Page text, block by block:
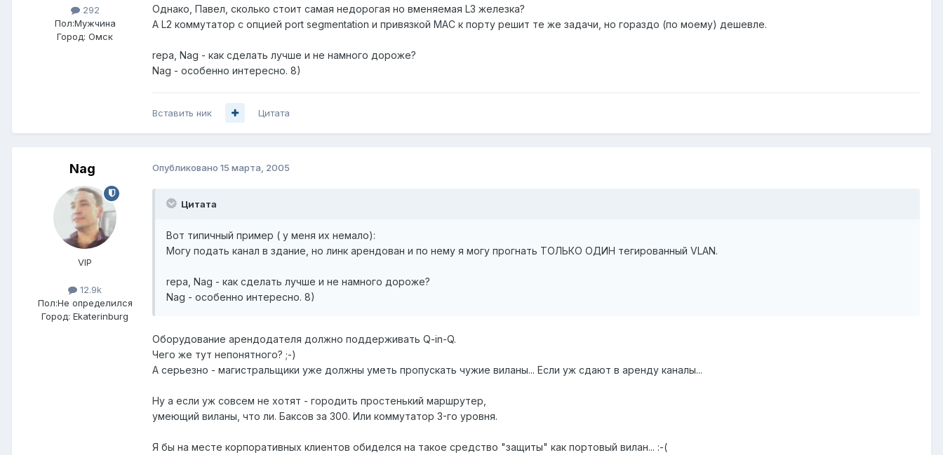
292
Пол:Мужчина
Город: Омск
Однако, Павел, сколько стоит самая недорогая но вменяемая L3 железка?
А L2 коммутатор с опцией port segmentation и привязкой МАС к порту решит те же задачи, но гораздо (по моему) дешевле.
repa, Nag - как сделать лучше и не намного дороже?
Nag - особенно интересно. 8)
Вставить ник Цитата
Nag
VIP
12.9k
Пол:Не определился
Город: Ekaterinburg
Опубликовано 15 марта, 2005
Цитата
Вот типичный пример ( у меня их немало):
Могу подать канал в здание, но линк арендован и по нему я могу прогнать ТОЛЬКО ОДИН тегированный VLAN.
repa, Nag - как сделать лучше и не намного дороже?
Nag - особенно интересно. 8)
Оборудование арендодателя должно поддерживать Q-in-Q.
Чего же тут непонятного? ;-)
А серьезно - магистральщики уже должны уметь пропускать чужие виланы... Если уж сдают в аренду каналы...
Ну а если уж совсем не хотят - городить простенький маршрутер,
умеющий виланы, что ли. Баксов за 300. Или коммутатор 3-го уровня.
Я бы на месте корпоративных клиентов обиделся на такое средство "защиты" как портовый вилан... :-(